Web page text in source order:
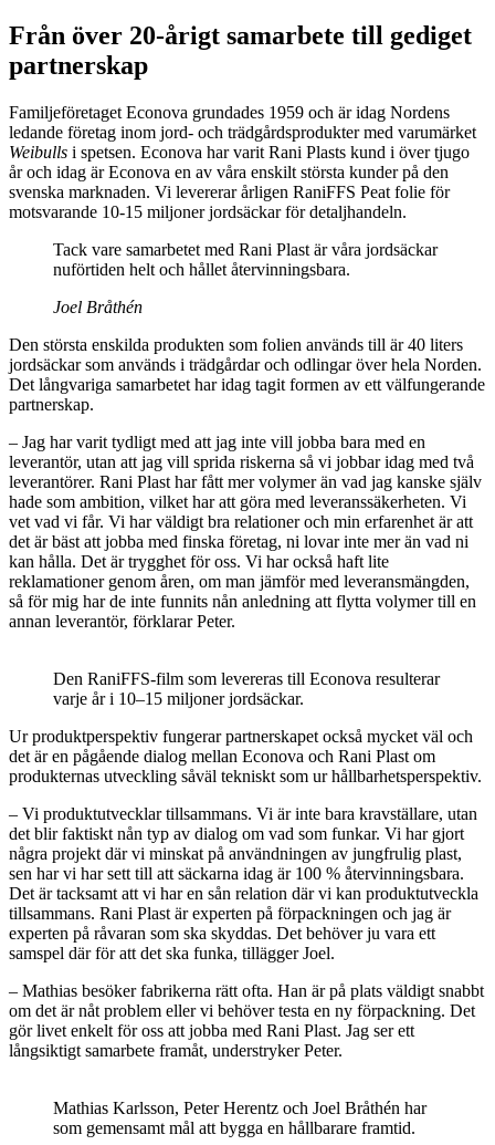
Från över 20-årigt samarbete till gediget
partnerskap
Familjeföretaget Econova grundades 1959 och är idag Nordens
ledande företag inom jord- och trädgårdsprodukter med varumärket
Weibulls i spetsen. Econova har varit Rani Plasts kund i över tjugo
år och idag är Econova en av våra enskilt största kunder på den
svenska marknaden. Vi levererar årligen RaniFFS Peat folie för
motsvarande 10-15 miljoner jordsäckar för detaljhandeln.
Tack vare samarbetet med Rani Plast är våra jordsäckar
nuförtiden helt och hållet återvinningsbara.
Joel Bråthén
Den största enskilda produkten som folien används till är 40 liters
jordsäckar som används i trädgårdar och odlingar över hela Norden.
Det långvariga samarbetet har idag tagit formen av ett välfungerande
partnerskap.
– Jag har varit tydligt med att jag inte vill jobba bara med en
leverantör, utan att jag vill sprida riskerna så vi jobbar idag med två
leverantörer. Rani Plast har fått mer volymer än vad jag kanske själv
hade som ambition, vilket har att göra med leveranssäkerheten. Vi
vet vad vi får. Vi har väldigt bra relationer och min erfarenhet är att
det är bäst att jobba med finska företag, ni lovar inte mer än vad ni
kan hålla. Det är trygghet för oss. Vi har också haft lite
reklamationer genom åren, om man jämför med leveransmängden,
så för mig har de inte funnits nån anledning att flytta volymer till en
annan leverantör, förklarar Peter.
Den RaniFFS-film som levereras till Econova resulterar
varje år i 10–15 miljoner jordsäckar.
Ur produktperspektiv fungerar partnerskapet också mycket väl och
det är en pågående dialog mellan Econova och Rani Plast om
produkternas utveckling såväl tekniskt som ur hållbarhetsperspektiv.
– Vi produktutvecklar tillsammans. Vi är inte bara kravställare, utan
det blir faktiskt nån typ av dialog om vad som funkar. Vi har gjort
några projekt där vi minskat på användningen av jungfrulig plast,
sen har vi har sett till att säckarna idag är 100 % återvinningsbara.
Det är tacksamt att vi har en sån relation där vi kan produktutveckla
tillsammans. Rani Plast är experten på förpackningen och jag är
experten på råvaran som ska skyddas. Det behöver ju vara ett
samspel där för att det ska funka, tillägger Joel.
– Mathias besöker fabrikerna rätt ofta. Han är på plats väldigt snabbt
om det är nåt problem eller vi behöver testa en ny förpackning. Det
gör livet enkelt för oss att jobba med Rani Plast. Jag ser ett
långsiktigt samarbete framåt, understryker Peter.
Mathias Karlsson, Peter Herentz och Joel Bråthén har
som gemensamt mål att bygga en hållbarare framtid.